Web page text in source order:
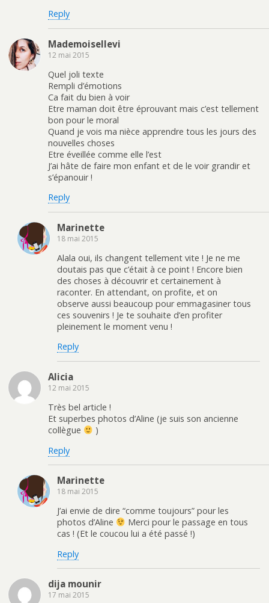
Reply
Mademoisellevi
12 mai 2015
Quel joli texte
Rempli d’émotions
Ca fait du bien à voir
Etre maman doit être éprouvant mais c’est tellement
bon pour le moral
Quand je vois ma nièce apprendre tous les jours des
nouvelles choses
Etre éveillée comme elle l’est
J’ai hâte de faire mon enfant et de le voir grandir et
s’épanouir !
Reply
Marinette
18 mai 2015
Alala oui, ils changent tellement vite ! Je ne me
doutais pas que c’était à ce point ! Encore bien
des choses à découvrir et certainement à
raconter. En attendant, on profite, et on
observe aussi beaucoup pour emmagasiner tous
ces souvenirs ! Je te souhaite d’en profiter
pleinement le moment venu !
Reply
Alicia
12 mai 2015
Très bel article !
Et superbes photos d’Aline (je suis son ancienne
collègue
)
Reply
Marinette
18 mai 2015
J’ai envie de dire “comme toujours” pour les
photos d’Aline
Merci pour le passage en tous
cas ! (Et le coucou lui a été passé !)
Reply
dija mounir
17 mai 2015